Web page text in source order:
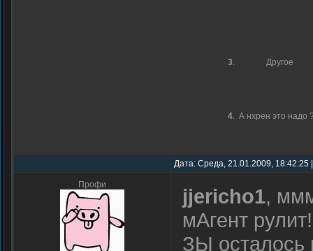
3. Другое
4. А нхрен это надо
Дата: Среда, 21.01.2009,
Профи jjericho1,
мАгент
ЗЫ осталось